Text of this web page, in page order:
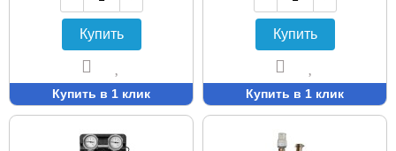
Купить
Купить в 1 клик
Купить
Купить в 1 клик